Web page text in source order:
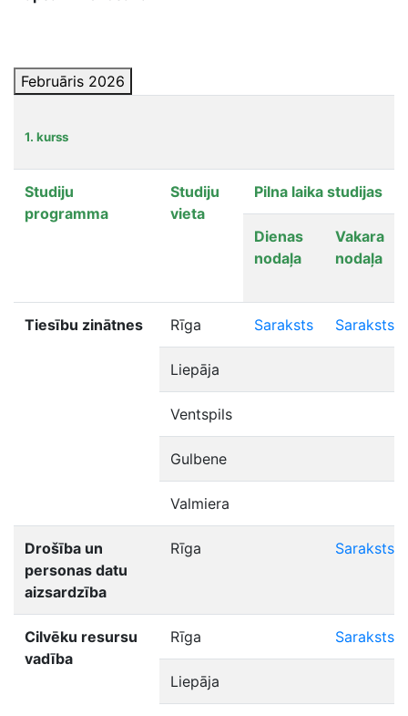
Februāris 2026
1. kurss
Studiju
programma
Studiju
vieta
Pilna laika studijas
Dienas
nodaļa
Vakara
nodaļa
Tiesību zinātnes Rīga Saraksts Saraksts
Liepāja
Ventspils
Gulbene
Valmiera
Drošība un
personas datu
aizsardzība
Rīga Saraksts
Cilvēku resursu
vadība
Rīga Saraksts
Liepāja